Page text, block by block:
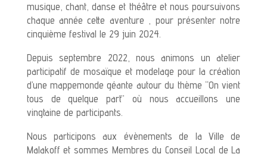
musique, chant, danse et théâtre et nous poursuivons
chaque année cette aventure , pour présenter notre
cinquième festival le 29 juin 2024.
Depuis septembre 2022, nous animons un atelier
participatif de mosaïque et modelage pour la création
d’une mappemonde géante autour du thème “On vient
tous de quelque part” où nous accueillons une
vingtaine de participants.
Nous participons aux évènements de la Ville de
Malakoff et sommes Membres du Conseil Local de La